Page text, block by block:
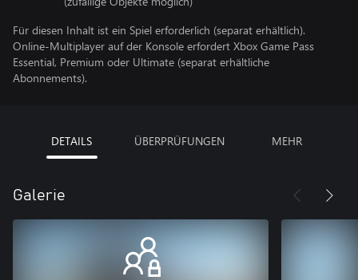
Für diesen Inhalt ist ein Spiel erforderlich (separat erhältlich).
Online-Multiplayer auf der Konsole erfordert Xbox Game Pass
Essential, Premium oder Ultimate (separat erhältliche
Abonnements).
DETAILS ÜBERPRÜFUNGEN MEHR
Galerie